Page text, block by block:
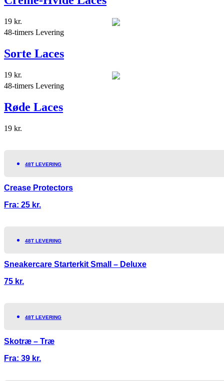
19 kr.
48-timers Levering
Sorte Laces
19 kr.
48-timers Levering
Røde Laces
19 kr.
48T LEVERING
Crease Protectors
Fra: 25 kr.
48T LEVERING
Sneakercare Starterkit Small – Deluxe
75 kr.
48T LEVERING
Skotræ – Træ
Fra: 39 kr.